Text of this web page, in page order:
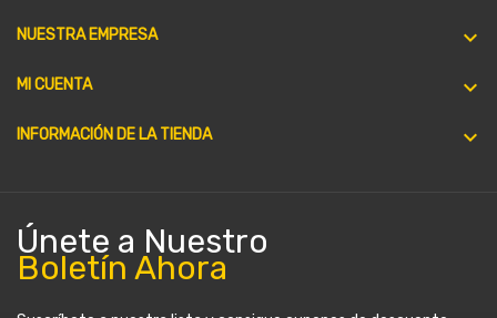
NUESTRA EMPRESA 
MI CUENTA 
INFORMACIÓN DE LA TIENDA keyboard_arrow_down
Únete a Nuestro
Boletín Ahora